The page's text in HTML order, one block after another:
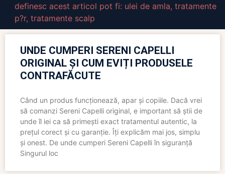
definesc acest articol pot fi: ulei de amla, tratamente
p?r, tratamente scalp
UNDE CUMPERI SERENI CAPELLI
ORIGINAL ȘI CUM EVIȚI PRODUSELE
CONTRAFĂCUTE
Când un produs funcționează, apar și copiile. Dacă vrei
să comanzi Sereni Capelli original, e important să știi de
unde îl iei ca să primești exact tratamentul autentic, la
prețul corect și cu garanție. Îți explicăm mai jos, simplu
și onest. De unde cumperi Sereni Capelli în siguranță
Singurul loc